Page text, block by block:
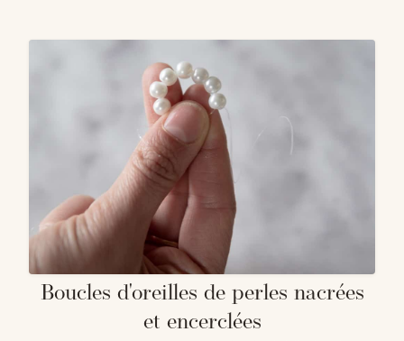
Boucles d'oreilles de perles nacrées
et encerclées